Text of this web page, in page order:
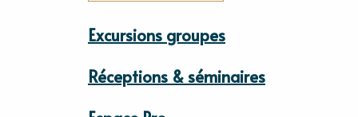
Excursions groupes
Réceptions & séminaires